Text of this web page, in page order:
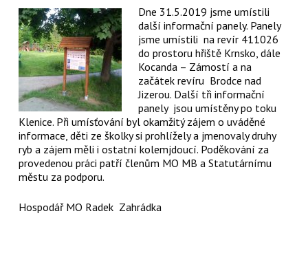
Dne 31.5.2019 jsme umístili
další informační panely. Panely
jsme umístili na revír 411026
do prostoru hřiště Krnsko, dále
Kocanda – Zámostí a na
začátek revíru Brodce nad
Jizerou. Další tři informační
panely jsou umístěny po toku
Klenice. Při umísťování byl okamžitý zájem o uváděné
informace, děti ze školky si prohlížely a jmenovaly druhy
ryb a zájem měli i ostatní kolemjdoucí. Poděkování za
provedenou práci patří členům MO MB a Statutárnímu
městu za podporu.
Hospodář MO Radek Zahrádka